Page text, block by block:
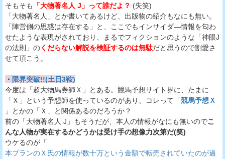
そもそも
「大物著名人 J」って誰だよ？ (失笑)
「大物著名人」とか書いてあるけど、出版物の紹介もなにも無い。
「陣営側の思惑は存在する」と、ここでもインサイダ—情報を匂わ
せたような表現がされており、まるでフィクションのような「神眼J
の法則」のくだらない解説を検証するのは無駄だと思うので割愛さ
せて頂こう。
・ 限界突破!!(土日3鞍)
今度は「超大物馬券師Ｘ」とある。競馬予想サイト界に、たまに
「Ｘ」という予想師を使っているのがあり、コレって「競馬予想Ｘ
」とかの「Ｘ」と関係あるのだろうか？
前の「大物著名人 J」もそうだが、本人の情報がなにも無いのでこ
んな人物が実在するかどうかは受け手の想像力次第だ(笑)
ウケるのが「
本プランのＸ氏の情報が数十万という金額で転売されていたのが過